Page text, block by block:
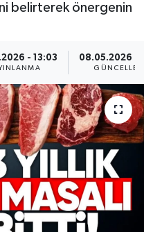
belirterek önergenin
- 13:03 08.05.2026 -